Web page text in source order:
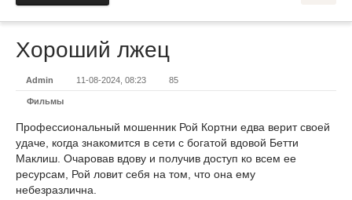
Хороший лжец
Admin 11-08-2024, 08:23 85
Фильмы
Профессиональный мошенник Рой Кортни едва верит своей
удаче, когда знакомится в сети с богатой вдовой Бетти
Маклиш. Очаровав вдову и получив доступ ко всем ее
ресурсам, Рой ловит себя на том, что она ему
небезразлична.